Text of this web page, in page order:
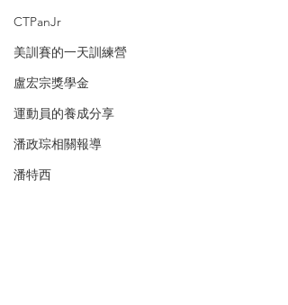
CTPanJr
美訓賽的一天訓練營
盧宏宗獎學金
運動員的養成分享
潘政琮相關報導
潘特西